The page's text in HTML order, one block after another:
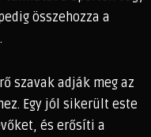
összehozza a
szavak adják meg az
Egy jól sikerült este
és erősíti a